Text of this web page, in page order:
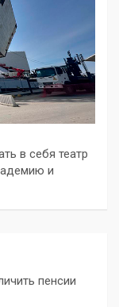
в себя театр
и
пенсии